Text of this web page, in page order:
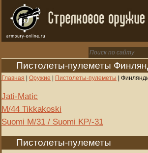
Пистолеты-пулеметы
Главная | Оружие | Пистолеты-пулеметы |
Jati-Matic
M/44 Tikkakoski
Suomi M/31 / Suomi KP/-31
Пистолеты-пулеметы